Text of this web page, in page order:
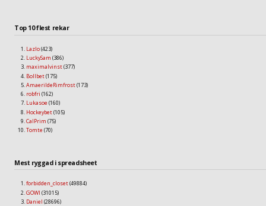
Top 10 flest rekar
Lazlo(423)
LuckySam (386)
maximalvinst(377)
Bollbet(175)
AmaerildeRimfrost(173)
robfri (162)
Lukasoe (160)
Hockeybet(105)
CalPrim (75)
Tomte (70)
Mest ryggad i spreadsheet
forbidden_closet(49884)
GOWI (31015)
Daniel (28696)